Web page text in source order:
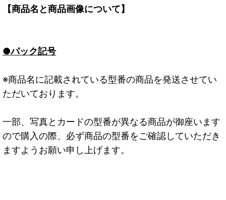
【商品名と商品画像について】
●パック記号
※商品名に記載されている型番の商品を発送させてい
ただいております。
一部、写真とカードの型番が異なる商品が御座います
ので購入の際、必ず商品の型番をご確認していただき
ますようお願い申し上げます。